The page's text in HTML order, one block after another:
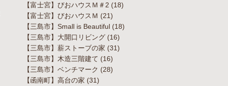
【富士宮】びおハウスＭ＃2 (18)
【富士宮】びおハウスＭ (21)
【三島市】Small is Beautiful (18)
【三島市】大開口リビング (16)
【三島市】薪ストーブの家 (31)
【三島市】木造三階建て (16)
【三島市】ベンチマーク (28)
【函南町】高台の家 (31)